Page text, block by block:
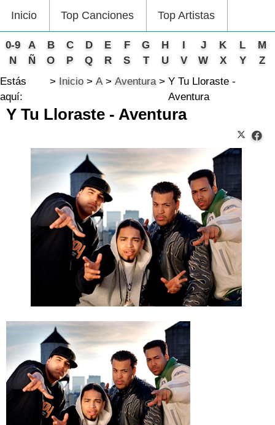
Inicio Top Canciones Top Artistas
0-9 A B C D E F G H I J K L
M
N
Ñ O P Q R S T U V W X Y
Z
Estás
aquí:
Inicio A Aventura
Y Tu Lloraste -
Aventura
Y Tu Lloraste - Aventura